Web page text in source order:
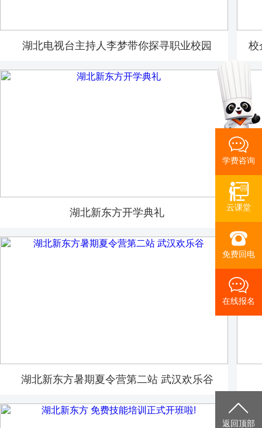
湖北电视台主持人李梦带你探寻职业校园 校
湖北新东方开学典礼
湖北新东方暑期夏令营第二站 武汉欢乐谷
学费咨询
云课堂
免费回电
在线报名
返回顶部